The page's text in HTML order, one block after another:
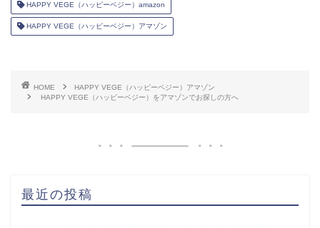
HAPPY VEGE（ハッピーベジー）amazon
HAPPY VEGE（ハッピーベジー）アマゾン
HOME
HAPPY VEGE（ハッピーベジー）アマゾン
HAPPY VEGE（ハッピーベジー）をアマゾンでお探しの方へ
最近の投稿